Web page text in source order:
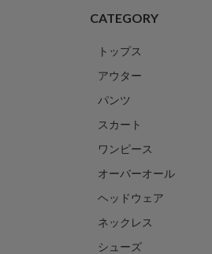
CATEGORY
トップス
アウター
パンツ
スカート
ワンピース
オーバーオール
ヘッドウェア
ネックレス
シューズ